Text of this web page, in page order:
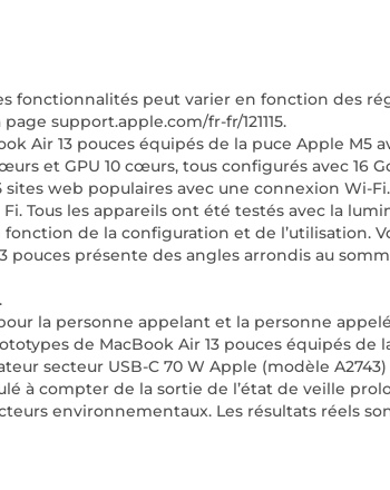
fonctionnalités peut varier en fonction des
support.apple.com/fr-fr/121115.
Air 13 pouces équipés de la puce Apple M5
et GPU 10 cœurs, tous configurés avec 16
web populaires avec une connexion Wi-
Tous les appareils ont été testés avec la
de la configuration et de l’utilisation.
pouces présente des angles arrondis au
la personne appelant et la personne
de MacBook Air 13 pouces équipés de
secteur USB-C 70 W Apple (modèle
à compter de la sortie de l’état de veille
environnementaux. Les résultats réels